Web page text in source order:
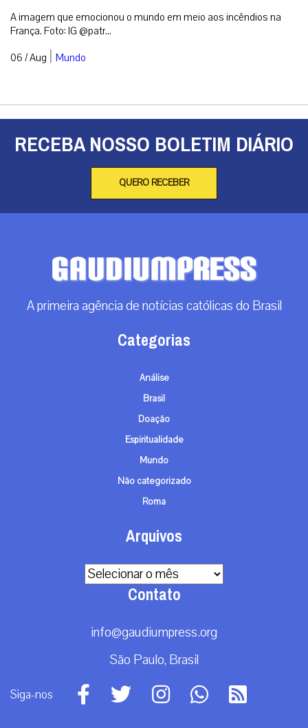
A imagem que emocionou o mundo em meio aos incêndios na
França. Foto: IG @patr...
06 / Aug | Mundo
RECEBA NOSSO BOLETIM DIÁRIO
QUERO RECEBER
A primeira agência de notícias católicas do Brasil
Categorias
Análise
Brasil
Doação
Espiritualidade
Mundo
Não categorizado
Roma
Arquivos
Arquivos
Contato
info@gaudiumpress.org
São Paulo, Brasil
Siga-nos